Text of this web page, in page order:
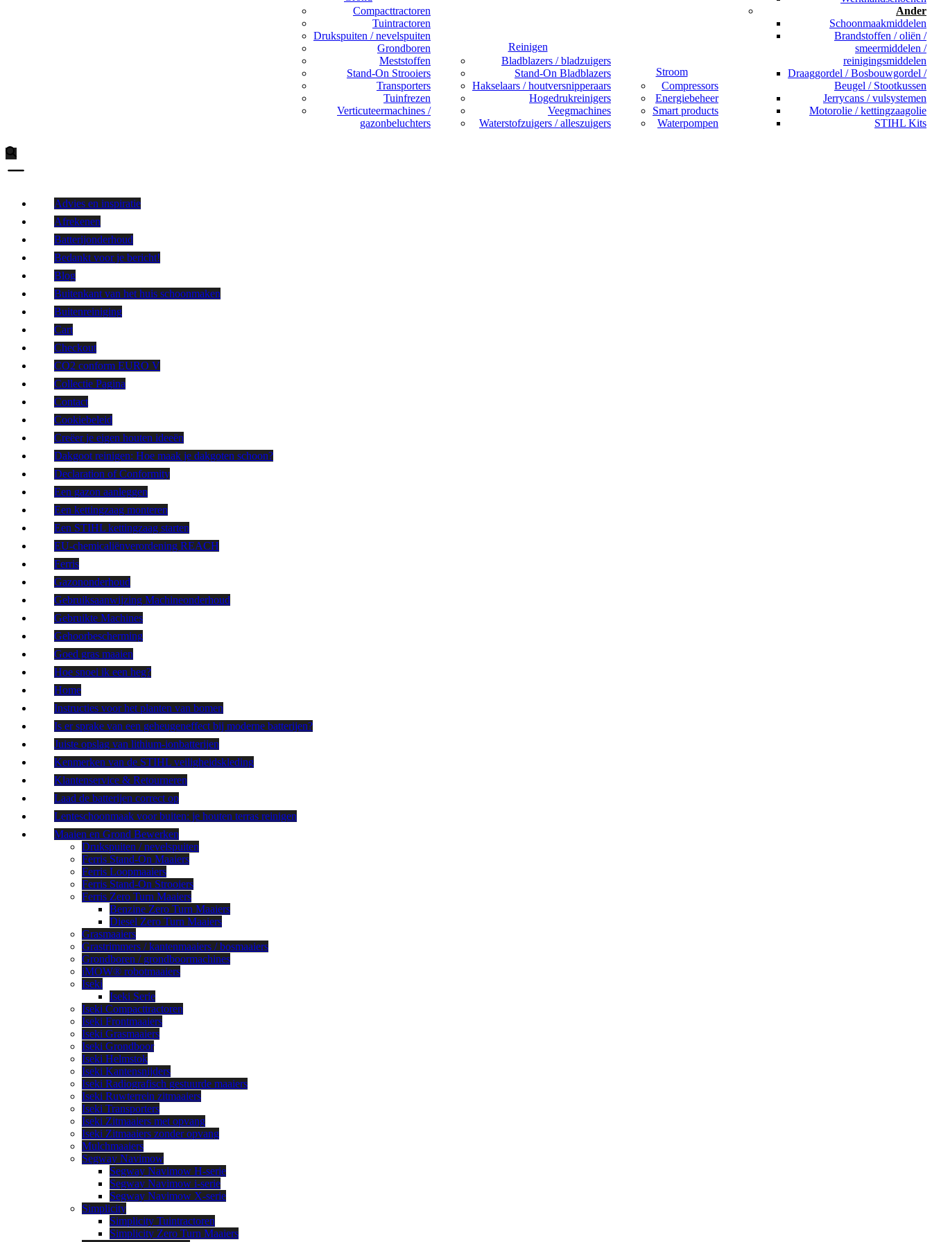
Compacttractoren
Tuintractoren
Drukspuiten / nevelspuiten
Grondboren
Meststoffen
Stand-On Strooiers
Transporters
Tuinfrezen
Verticuteermachines /
gazonbeluchters
Reinigen
Bladblazers / bladzuigers
Stand-On Bladblazers
Hakselaars / houtversnipperaars
Hogedrukreinigers
Veegmachines
Waterstofzuigers / alleszuigers
Stroom
Compressors
Energiebeheer
Smart products
Waterpompen
Ander
Schoonmaakmiddelen
Brandstoffen / oliën /
smeermiddelen /
reinigingsmiddelen
Draaggordel / Bosbouwgordel /
Beugel / Stootkussen
Jerrycans / vulsystemen
Motorolie / kettingzaagolie
STIHL Kits
Advies en inspiratie
Afrekenen
Batterijonderhoud
Bedankt voor je bericht!
Blog
Buitenkant van het huis schoonmaken
Buitenreiniging
Cart
Checkout
CO2 conform EURO V
Collectie Pagina
Contact
Cookiebeleid
Creëer je eigen houten ideeën
Dakgoot reinigen: Hoe maak je dakgoten schoon?
Declaration of Conformity
Een gazon aanleggen
Een kettingzaag monteren
Een STIHL kettingzaag starten
EU-chemicaliënverordening REACH
Ferris
Gazononderhoud
Gebruiksaanwijzing Machineonderhoud
Gebruikte Machines
Gehoorbescherming
Goed gras maaien
Hoe snoei ik een heg?
Home
Instructies voor het planten van bomen
Is er sprake van een geheugeneffect bij moderne batterijen?
Juiste opslag van lithium-ionbatterijen
Kenmerken van de STIHL veiligheidskleding
Klantenservice & Retourneren
Laad de batterijen correct op
Lenteschoonmaak voor buiten: je houten terras reinigen
Maaien en Grond Bewerken
Drukspuiten / nevelspuiten
Ferris Stand-On Maaiers
Ferris Loopmaaiers
Ferris Stand-On Strooiers
Ferris Zero Turn Maaiers
Benzine Zero Turn Maaiers
Diesel Zero Turn Maaiers
Grasmaaiers
Grastrimmers / kantenmaaiers / bosmaaiers
Grondboren / grondboormachines
iMOW® robotmaaiers
Iseki
Iseki Serie
Iseki Compacttractoren
Iseki Frontmaaiers
Iseki Grasmaaiers
Iseki Grondboor
Iseki Helmstok
Iseki Kantensnijders
Iseki Radiografisch gestuurde maaiers
Iseki Ruwterrein zitmaaiers
Iseki Transporters
Iseki Zitmaaiers met opvang
Iseki Zitmaaiers zonder opvang
Mulchmaaiers
Segway Navimow
Segway Navimow H-serie
Segway Navimow i-serie
Segway Navimow X-serie
Simplicity
Simplicity Tuintractoren
Simplicity Zero Turn Maaiers